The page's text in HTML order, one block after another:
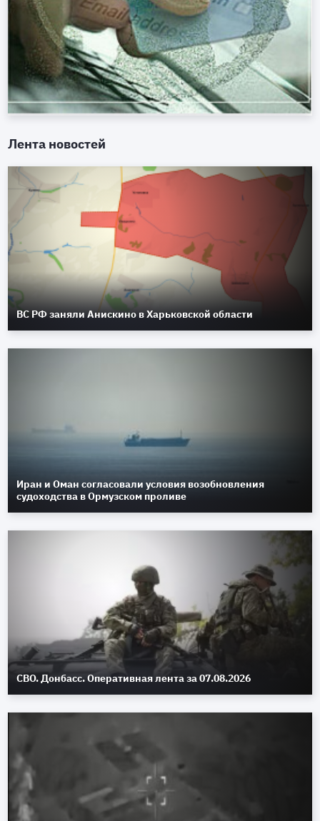
Лента новостей
ВС РФ заняли Анискино в Харьковской области
Иран и Оман согласовали условия возобновления
судоходства в Ормузском проливе
СВО. Донбасс. Оперативная лента за 07.08.2026